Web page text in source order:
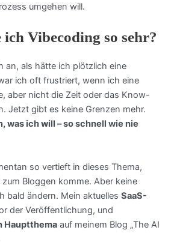
umgehen will.
Vibecoding so sehr?
an, als hätte ich plötzlich eine
ich oft frustriert, wenn ich eine
aber nicht die Zeit oder das Know-
Jetzt gibt es keine Grenzen mehr.
was ich will – so schnell wie nie
so vertieft in dieses Thema,
Bloggen komme. Aber keine
bald ändern. Mein aktuellesSaaS-
der Veröffentlichung, und
Hauptthema auf meinem Blog „The AI